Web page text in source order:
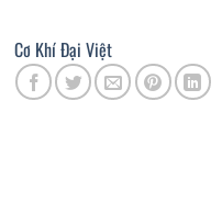
Cơ Khí Đại Việt